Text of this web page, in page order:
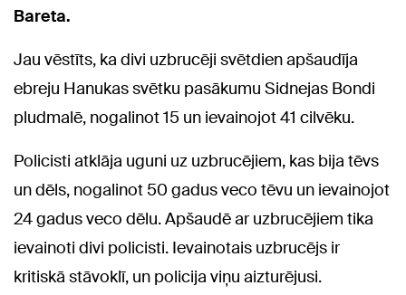
Bareta.
Jau vēstīts, ka divi uzbrucēji svētdien apšaudīja
ebreju Hanukas svētku pasākumu Sidnejas Bondi
pludmalē, nogalinot 15 un ievainojot 41 cilvēku.
Policisti atklāja uguni uz uzbrucējiem, kas bija tēvs
un dēls, nogalinot 50 gadus veco tēvu un ievainojot
24 gadus veco dēlu. Apšaudē ar uzbrucējiem tika
ievainoti divi policisti. Ievainotais uzbrucējs ir
kritiskā stāvoklī, un policija viņu aizturējusi.